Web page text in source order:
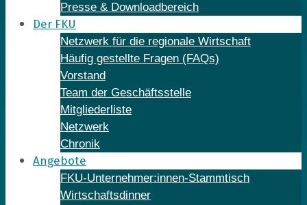
Presse & Downloadbereich
Der FKU
Netzwerk für die regionale Wirtschaft
Häufig gestellte Fragen (FAQs)
Vorstand
Team der Geschäftsstelle
Mitgliederliste
Netzwerk
Chronik
Angebote
FKU-Unternehmer:innen-Stammtisch
Wirtschaftsdinner